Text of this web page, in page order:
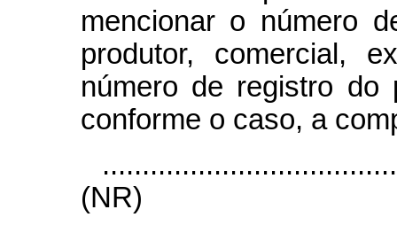
mencionar o número
produtor, comercial,
número de registro do
conforme o caso, a
(NR)